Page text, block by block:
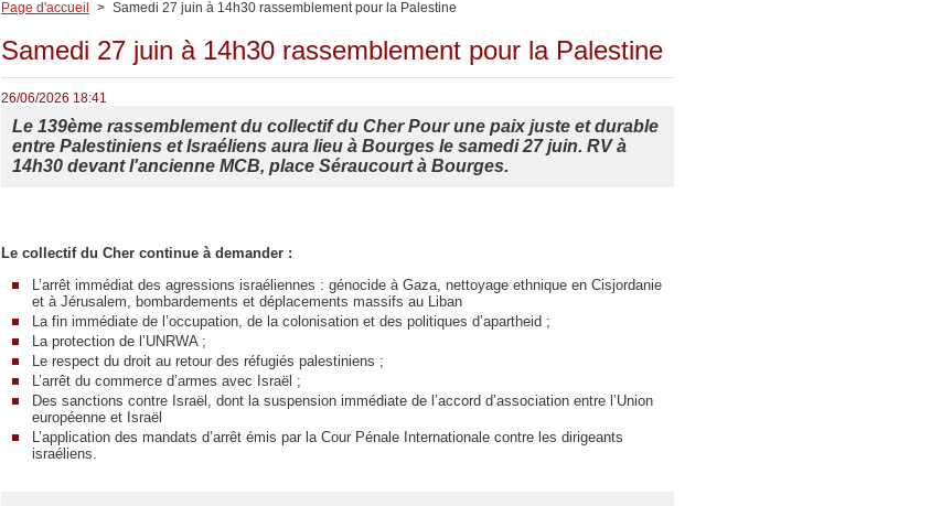
Page d'accueil > Samedi 27 juin à 14h30 rassemblement pour la Palestine
Samedi 27 juin à 14h30 rassemblement pour la Palestine
26/06/2026 18:41
Le 139ème rassemblement du collectif du Cher Pour une paix juste et durable
entre Palestiniens et Israéliens aura lieu à Bourges le samedi 27 juin. RV à
14h30 devant l'ancienne MCB, place Séraucourt à Bourges.
Le collectif du Cher continue à demander :
L’arrêt immédiat des agressions israéliennes : génocide à Gaza, nettoyage ethnique en Cisjordanie
et à Jérusalem, bombardements et déplacements massifs au Liban
La fin immédiate de l’occupation, de la colonisation et des politiques d’apartheid ;
La protection de l’UNRWA ;
Le respect du droit au retour des réfugiés palestiniens ;
L’arrêt du commerce d’armes avec Israël ;
Des sanctions contre Israël, dont la suspension immédiate de l’accord d’association entre l’Union
européenne et Israël
L’application des mandats d’arrêt émis par la Cour Pénale Internationale contre les dirigeants
israéliens.